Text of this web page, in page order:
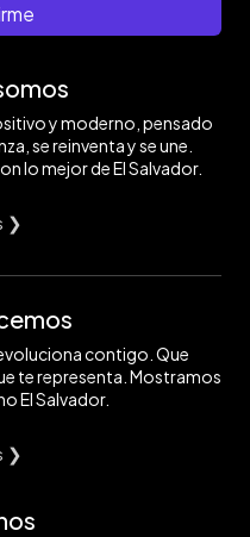
y moderno, pensado
se reinventa y se une.
lo mejor de El Salvador.
❯
contigo. Que
te representa. Mostramos
El Salvador.
❯